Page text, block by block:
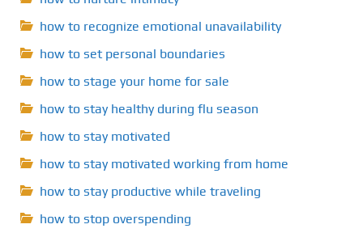
how to recognize emotional unavailability
how to set personal boundaries
how to stage your home for sale
how to stay healthy during flu season
how to stay motivated
how to stay motivated working from home
how to stay productive while traveling
how to stop overspending